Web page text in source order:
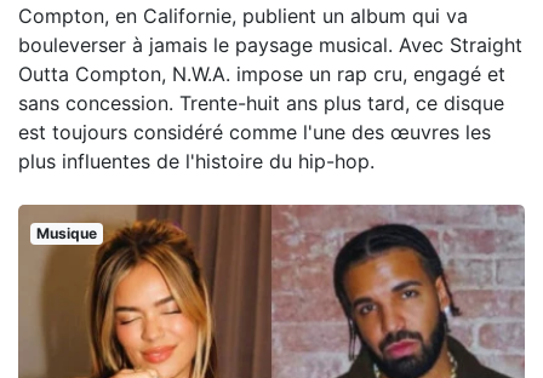
Compton, en Californie, publient un album qui va
bouleverser à jamais le paysage musical. Avec Straight
Outta Compton, N.W.A. impose un rap cru, engagé et
sans concession. Trente-huit ans plus tard, ce disque
est toujours considéré comme l'une des œuvres les
plus influentes de l'histoire du hip-hop.
Musique